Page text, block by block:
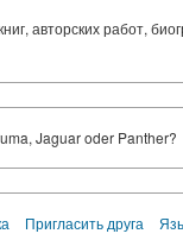
авторских работ,
Jaguar oder Panther?
Пригласить друга